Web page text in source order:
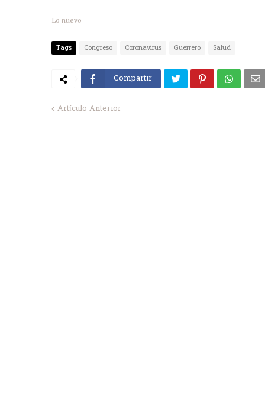
Lo nuevo
Tags Congreso Coronavirus Guerrero Salud
Compartir
Artículo Anterior